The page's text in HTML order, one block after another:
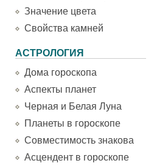
Значение цвета
Свойства камней
АСТРОЛОГИЯ
Дома гороскопа
Аспекты планет
Черная и Белая Луна
Планеты в гороскопе
Совместимость знакова
Асцендент в гороскопе